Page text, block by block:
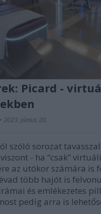
Picard -
• 2023. június 20.
szóló sorozat
- ha “csak”
az utókor számára is
több hajót is
és emlékezetes
pedig arra is